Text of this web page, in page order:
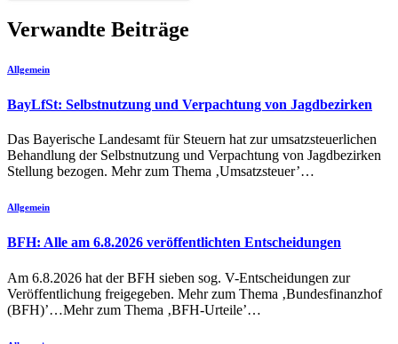
Verwandte Beiträge
Allgemein
BayLfSt: Selbstnutzung und Verpachtung von Jagdbezirken
Das Bayerische Landesamt für Steuern hat zur umsatzsteuerlichen
Behandlung der Selbstnutzung und Verpachtung von Jagdbezirken
Stellung bezogen. Mehr zum Thema ‚Umsatzsteuer’…
Allgemein
BFH: Alle am 6.8.2026 veröffentlichten Entscheidungen
Am 6.8.2026 hat der BFH sieben sog. V-Entscheidungen zur
Veröffentlichung freigegeben. Mehr zum Thema ‚Bundesfinanzhof
(BFH)’…Mehr zum Thema ‚BFH-Urteile’…